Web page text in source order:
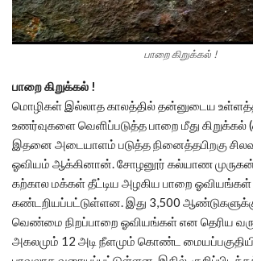
பாறை கிறுக்கல் !
பாறை கிறுக்கல் !
மொழிகள் இல்லாத காலத்தில் தன்னுடைய
உணர்வுகளை வெளிப்படுத்த பாறை மீது
இதனை அடையாளம் படுத்த நினைத்தபிறகு
ஓவியம் ஆக்கினான். சோழனூர் கல்யாண
கற்கால மக்கள் தீட்டிய அழகிய பாறை ஓவியங்கள்
கண்டறியப்பட்டுள்ளன. இது 3,500
வெண்மை நிறப்பாறை ஓவியங்கள் என தெரிய
அகலமும் 12 அடி நீளமும் கொண்ட